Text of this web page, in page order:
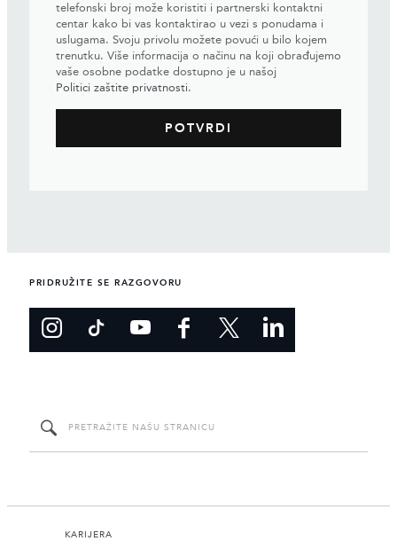
telefonski broj može koristiti i partnerski kontaktni
centar kako bi vas kontaktirao u vezi s ponudama i
uslugama. Svoju privolu možete povući u bilo kojem
trenutku. Više informacija o načinu na koji obrađujemo
vaše osobne podatke dostupno je u našoj
Politici zaštite privatnosti.
PRIDRUŽITE SE RAZGOVORU
KARIJERA